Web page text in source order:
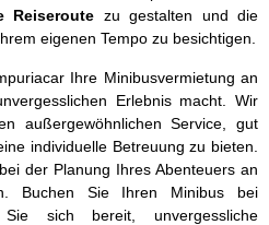
Reiseroute zu gestalten und die
eigenen Tempo zu besichtigen.
Ihre Minibusvermietung an
Erlebnis macht. Wir
außergewöhnlichen Service, gut
individuelle Betreuung zu bieten.
der Planung Ihres Abenteuers an
Buchen Sie Ihren Minibus bei
sich bereit, unvergessliche